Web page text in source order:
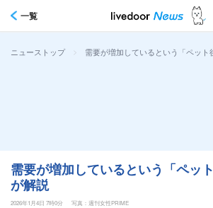
一覧
ニューストップ > 需要が増加しているという「ペット
需要が増加しているという「ペッ
が解説
2026年1月4日 7時0分 写真：週刊女性PRIME